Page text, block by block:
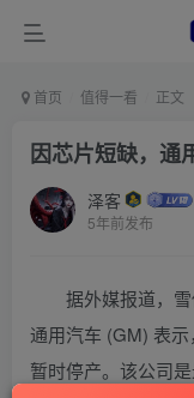
首页 值得一看 正文
因芯片短缺，通
泽客
5年前发布
据外媒报道，
通用汽车 (GM) 表
暂时停产。该公司